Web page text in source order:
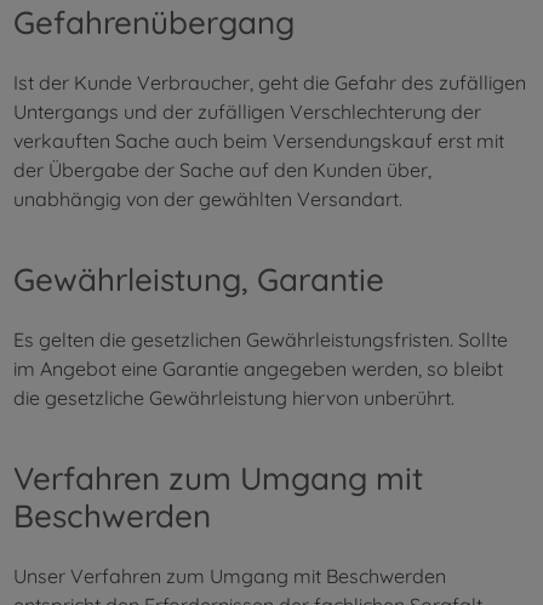
Gefahrenübergang
Ist der Kunde Verbraucher, geht die Gefahr des zufälligen
Untergangs und der zufälligen Verschlechterung der
verkauften Sache auch beim Versendungskauf erst mit
der Übergabe der Sache auf den Kunden über,
unabhängig von der gewählten Versandart.
Gewährleistung, Garantie
Es gelten die gesetzlichen Gewährleistungsfristen. Sollte
im Angebot eine Garantie angegeben werden, so bleibt
die gesetzliche Gewährleistung hiervon unberührt.
Verfahren zum Umgang mit
Beschwerden
Unser Verfahren zum Umgang mit Beschwerden